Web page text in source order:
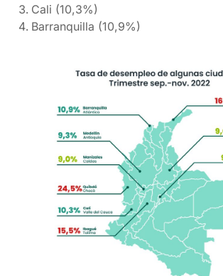
Cali (10,3%)
Barranquilla (10,9%)